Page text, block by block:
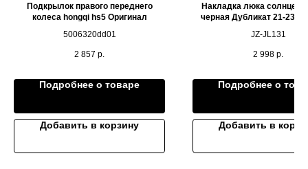
Подкрылок правого переднего
колеса hongqi hs5 Оригинал
5006320dd01
2 857 р.
Подробнее о товаре
Добавить в корзину
Накладка люка
черная Дубликат 21-23
JZ-JL131
2 998 р.
Подробнее о
Добавить в